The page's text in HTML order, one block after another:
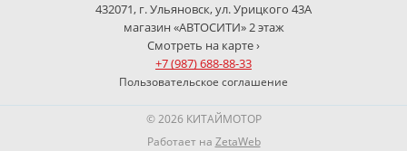
432071, г. Ульяновск, ул. Урицкого 43А
магазин «АВТОСИТИ» 2 этаж
Смотреть на карте ›
+7 (987) 688-88-33
Пользовательское соглашение
© 2026 КИТАЙМОТОР
Работает на ZetaWeb